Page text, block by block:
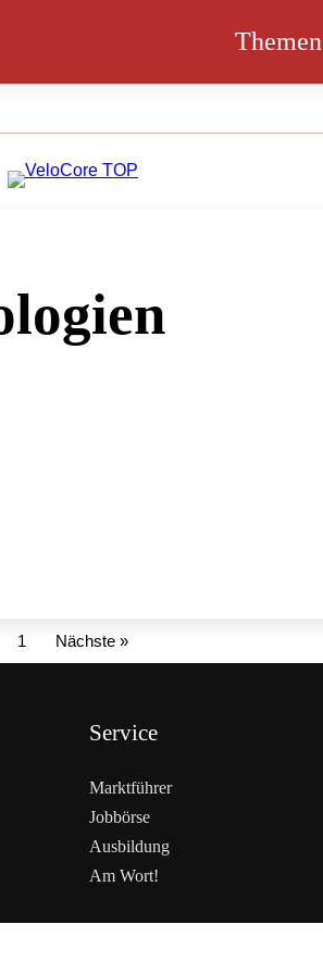
Themen
1 Nächste »
Service
Marktführer
Jobbörse
Ausbildung
Am Wort!